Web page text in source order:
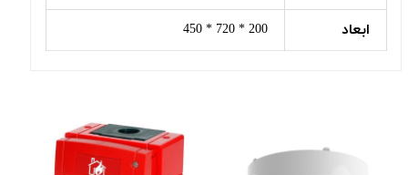
ابعاد 200 * 720 * 450